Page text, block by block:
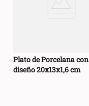
Plato de Porcelana con
diseño 20x13x1,6 cm